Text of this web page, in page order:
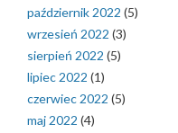
październik 2022 (5)
wrzesień 2022 (3)
sierpień 2022 (5)
lipiec 2022 (1)
czerwiec 2022 (5)
maj 2022 (4)